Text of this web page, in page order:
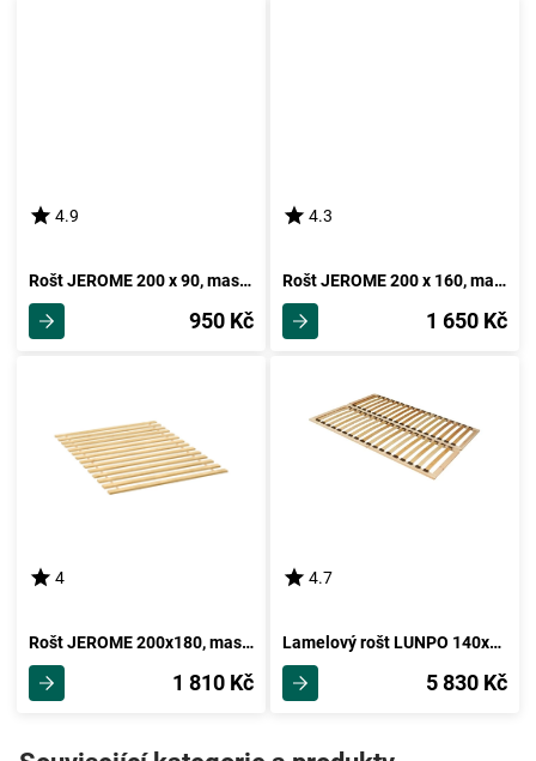
4.9
Rošt JEROME 200 x 90, masiv smrk
950 Kč
4.3
Rošt JEROME 200 x 160, masiv smrk
1 650 Kč
4
Rošt JEROME 200x180, masiv smrk
1 810 Kč
4.7
Lamelový rošt LUNPO 140x200 , 5 let záruka
5 830 Kč